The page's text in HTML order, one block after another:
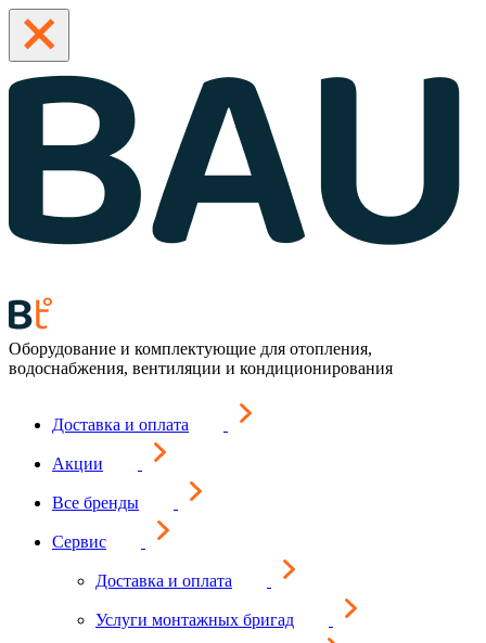
Оборудование и комплектующие для отопления,
водоснабжения, вентиляции и кондиционирования
Доставка и оплата
Акции
Все бренды
Сервис
Доставка и оплата
Услуги монтажных бригад